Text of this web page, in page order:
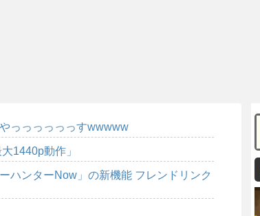
っっっっっっすwwwww
1440p動作」
ハンターNow」の新機能 フレンドリンク